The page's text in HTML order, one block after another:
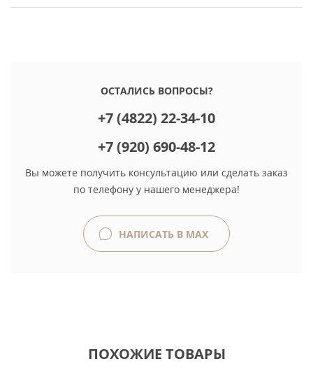
ОСТАЛИСЬ ВОПРОСЫ?
+7 (4822) 22-34-10
+7 (920) 690-48-12
Вы можете получить консультацию или сделать заказ
по телефону у нашего менеджера!
НАПИСАТЬ В MAX
ПОХОЖИЕ ТОВАРЫ